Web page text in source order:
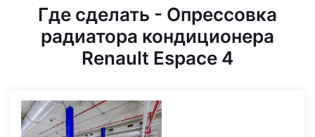
Где сделать - Опрессовка
радиатора кондиционера
Renault Espace 4